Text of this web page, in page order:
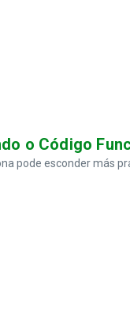
o Código
pode esconder más